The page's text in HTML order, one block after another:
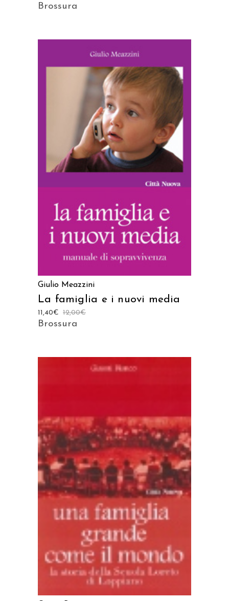
Brossura
AGGIUNGI AL CARRELLO
Giulio Meazzini
La famiglia e i nuovi media
12,00€
11,40€
Brossura
AGGIUNGI AL CARRELLO